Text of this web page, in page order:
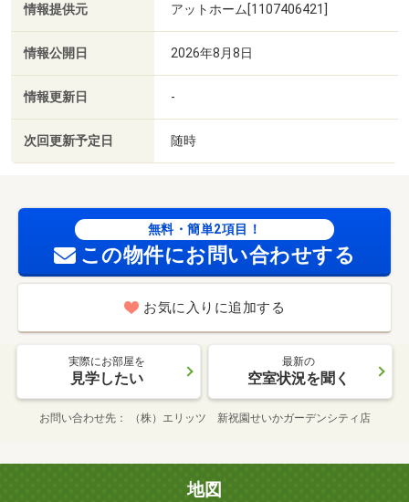
情報提供元 アットホーム[1107406421]
情報公開日 2026年8月8日
情報更新日 -
次回更新予定日 随時
無料・簡単2項目！
この物件にお問い合わせする
お気に入りに追加する
実際にお部屋を
見学したい
最新の
空室状況を聞く
お問い合わせ先 （株）エリッツ 新祝園せいかガーデンシティ店
地図